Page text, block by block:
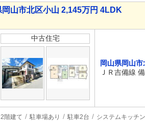
岡山市北区小山 2,145万円 4LDK
中古住宅
岡山県岡山市
ＪＲ吉備線
2階建て 駐車場あり 駐車2台 システムキッチン